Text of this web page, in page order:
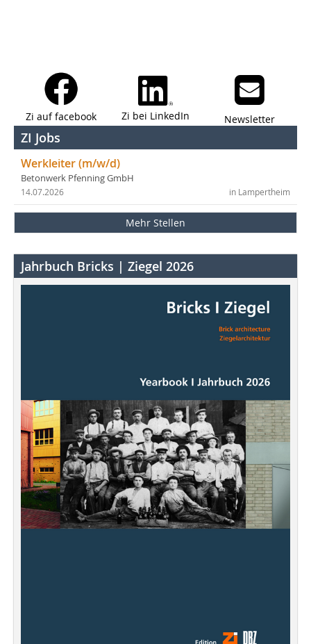
Zi auf facebook Zi bei LinkedIn Newsletter
ZI Jobs
Werkleiter (m/w/d)
Betonwerk Pfenning GmbH
in Lampertheim
14.07.2026
Mehr Stellen
Jahrbuch Bricks | Ziegel 2026